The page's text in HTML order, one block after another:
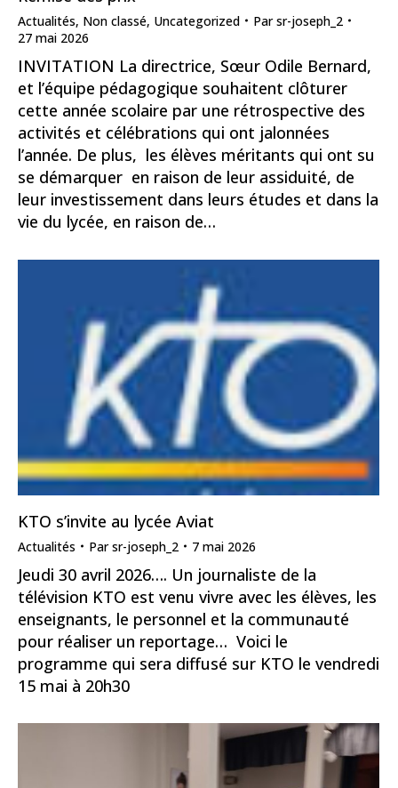
Actualités, Non classé, Uncategorized Parsr-joseph_2
27 mai 2026
INVITATION La directrice, Sœur Odile Bernard,
et l’équipe pédagogique souhaitent clôturer
cette année scolaire par une rétrospective des
activités et célébrations qui ont jalonnées
l’année. De plus, les élèves méritants qui ont su
se démarquer en raison de leur assiduité, de
leur investissement dans leurs études et dans la
vie du lycée, en raison de…
KTO s’invite au lycée Aviat
Actualités Parsr-joseph_2 7 mai 2026
Jeudi 30 avril 2026…. Un journaliste de la
télévision KTO est venu vivre avec les élèves, les
enseignants, le personnel et la communauté
pour réaliser un reportage… Voici le
programme qui sera diffusé sur KTO le vendredi
15 mai à 20h30